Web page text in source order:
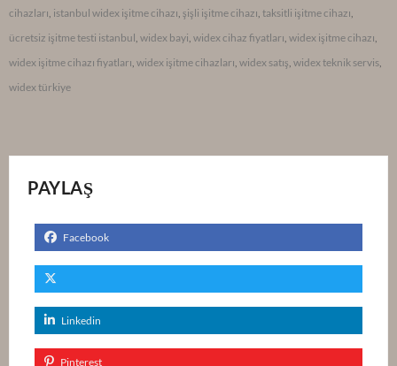
cihazları istanbul widex işitme cihazı şişli işitme cihazı taksitli işitme cihazı
ücretsiz işitme testi istanbul widex bayi widex cihaz fiyatları widex işitme cihazı
widex işitme cihazı fiyatları widex işitme cihazları widex satış widex teknik servis
widex türkiye
PAYLAŞ
Facebook
Linkedin
Pinterest